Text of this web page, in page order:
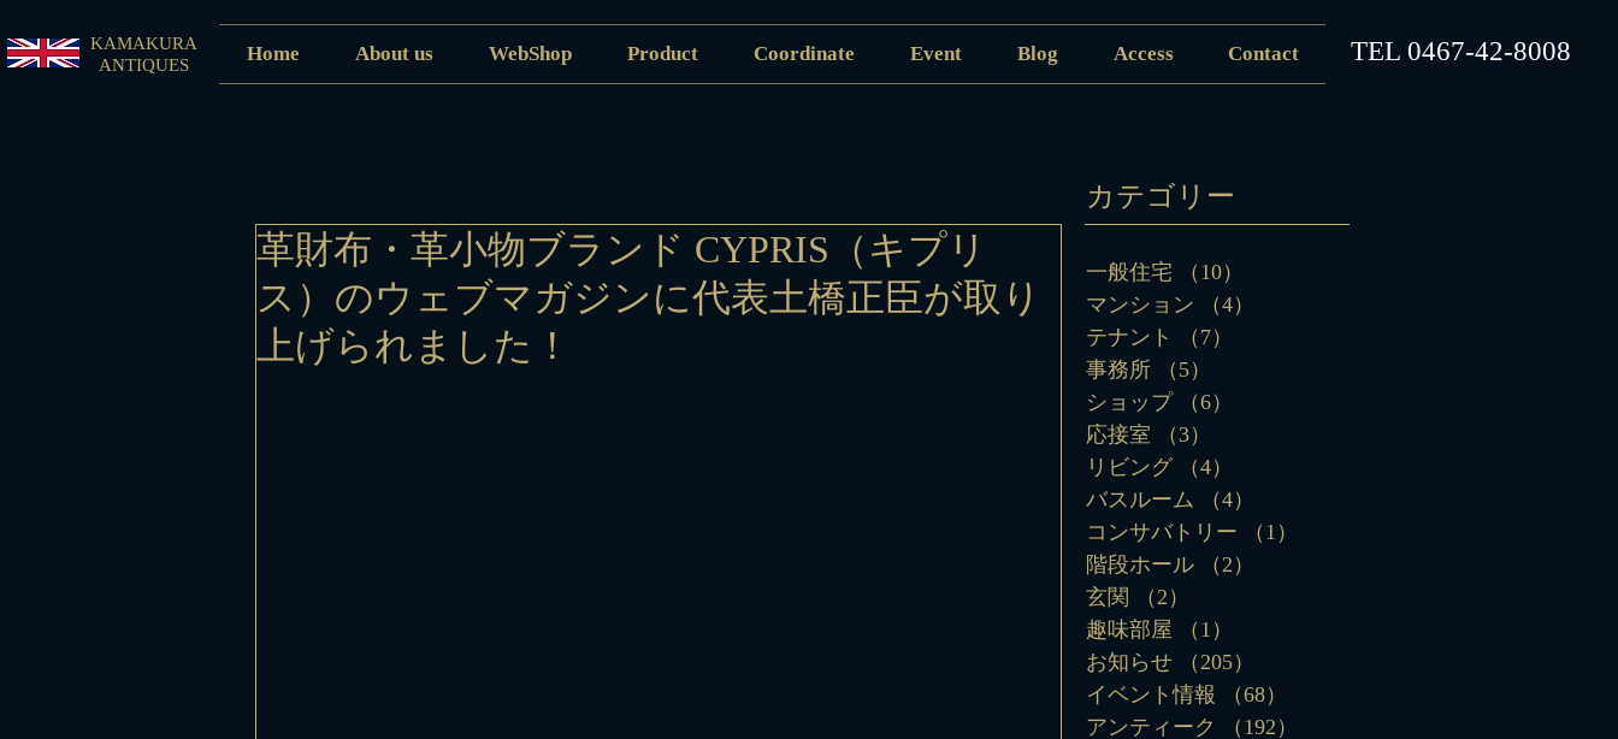
KAMAKURA
ANTIQUES
Home About us WebShop Product Coordinate Event Blog Access Contact ​TEL 0467-42-8008
革財布・革小物ブランド CYPRIS（キプリ
ス）のウェブマガジンに代表土橋正臣が取り
上げられました！
カテゴリー
一般住宅 （10）
マンション
（4）
テナント
（7）
事務所
（5）
ショップ
（6）
応接室
（3）
リビング
（4）
バスルーム
（4）
コンサバトリー
（1）
階段ホール
（2）
玄関
（2）
趣味部屋
（1）
お知らせ
（205）
イベント情報
（68）
アンティーク
（192）